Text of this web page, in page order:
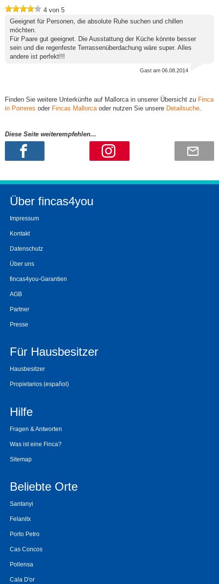
4 von 5
Geeignet für Personen, die absolute Ruhe suchen und chillen
möchten.
Für Paare gut geeignet. Die Ausstattung der Küche könnte besser
sein und die regenfeste Terrassenüberdachung wäre super. Alles
andere ist perfekt!!!
Gast am 06.08.2014
Finden Sie weitere Unterkünfte auf Mallorca in unserer Übersicht zu Finca
in Porreres oder Fincas Mallorcaoder nutzen Sie unsere Detailsuche.
Diese Seite weiterempfehlen...
Über fincas4you
Impressum
Kontakt
Datenschutz
Über uns
fincas4you-Garantien
AGB
Partner
Presse
Für Hausbesitzer
Hausbesitzer
Propietarios (español)
Hilfe
Fragen & Antworten
Was ist eine Finca?
Sitemap
Beliebte Orte
Santanyi
Felanitx
Porto Petro
Cas Concos
Pollensa
Cala D'or